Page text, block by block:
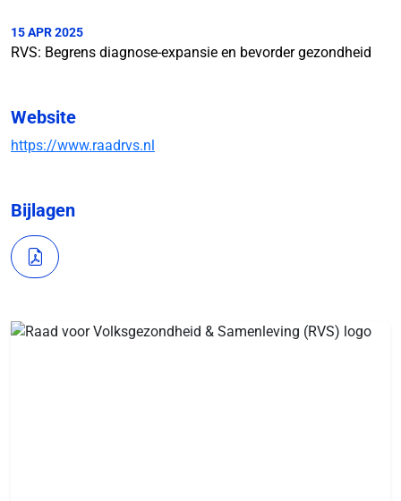
15 APR 2025
RVS: Begrens diagnose-expansie en bevorder gezondheid
Website
https://www.raadrvs.nl
Bijlagen